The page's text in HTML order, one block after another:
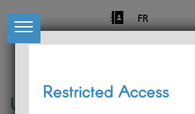
FR
University of Liège
Restricted Access